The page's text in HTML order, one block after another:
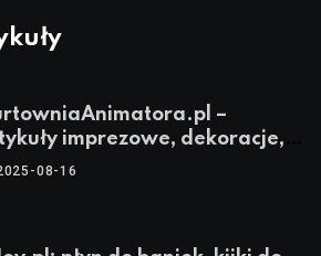
–
imprezowe, dekoracje,
i akcesoria dla animatorów
08-16